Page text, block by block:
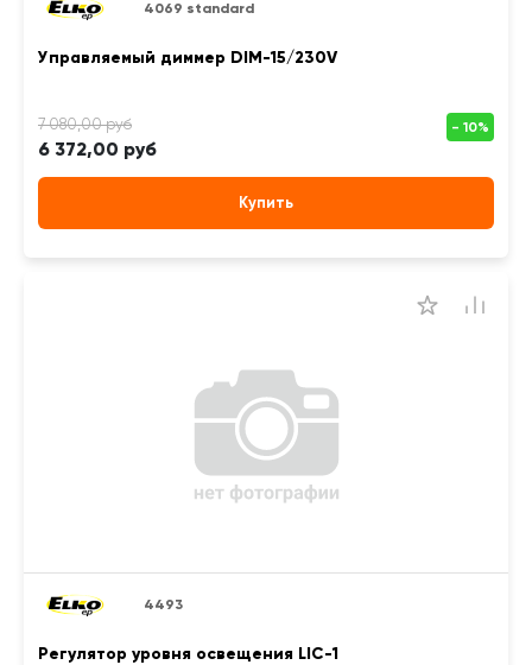
4069 standard
Управляемый диммер DIM-15/230V
6 372,00 руб
Купить
4493
Регулятор уровня освещения LIC-1